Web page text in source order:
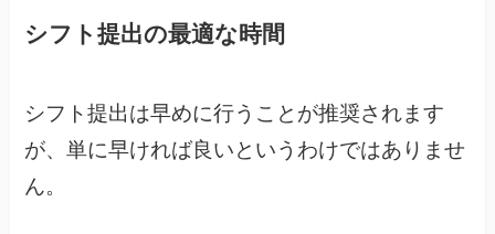
シフト提出の最適な時間
シフト提出は早めに行うことが推奨されます
が、単に早ければ良いというわけではありませ
ん。